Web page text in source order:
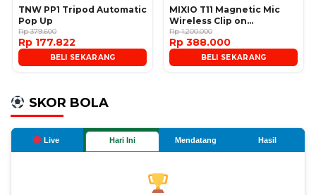
TNW PP1 Tripod Automatic
Pop Up
Rp 379.600
Rp 177.822
BELI SEKARANG
MIXIO T11 Magnetic Mic
Wireless Clip on
Microphone
Rp 1.200.000
Rp 388.000
BELI SEKARANG
SKOR BOLA
Live Hari Ini Mendatang Hasil